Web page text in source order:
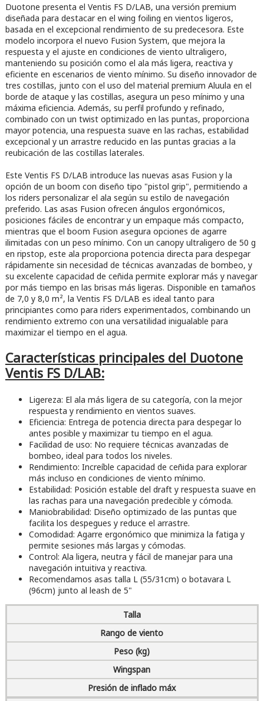
Duotone presenta el Ventis FS D/LAB, una versión premium
diseñada para destacar en el wing foiling en vientos ligeros,
basada en el excepcional rendimiento de su predecesora. Este
modelo incorpora el nuevo Fusion System, que mejora la
respuesta y el ajuste en condiciones de viento ultraligero,
manteniendo su posición como el ala más ligera, reactiva y
eficiente en escenarios de viento mínimo. Su diseño innovador de
tres costillas, junto con el uso del material premium Aluula en el
borde de ataque y las costillas, asegura un peso mínimo y una
máxima eficiencia. Además, su perfil profundo y refinado,
combinado con un twist optimizado en las puntas, proporciona
mayor potencia, una respuesta suave en las rachas, estabilidad
excepcional y un arrastre reducido en las puntas gracias a la
reubicación de las costillas laterales.
Este Ventis FS D/LAB introduce las nuevas asas Fusion y la
opción de un boom con diseño tipo "pistol grip", permitiendo a
los riders personalizar el ala según su estilo de navegación
preferido. Las asas Fusion ofrecen ángulos ergonómicos,
posiciones fáciles de encontrar y un empaque más compacto,
mientras que el boom Fusion asegura opciones de agarre
ilimitadas con un peso mínimo. Con un canopy ultraligero de 50 g
en ripstop, este ala proporciona potencia directa para despegar
rápidamente sin necesidad de técnicas avanzadas de bombeo, y
su excelente capacidad de ceñida permite explorar más y navegar
por más tiempo en las brisas más ligeras. Disponible en tamaños
de 7,0 y 8,0 m², la Ventis FS D/LAB es ideal tanto para
principiantes como para riders experimentados, combinando un
rendimiento extremo con una versatilidad inigualable para
maximizar el tiempo en el agua.
Características principales del Duotone
Ventis FS D/LAB:
Ligereza: El ala más ligera de su categoría, con la mejor
respuesta y rendimiento en vientos suaves.
Eficiencia: Entrega de potencia directa para despegar lo
antes posible y maximizar tu tiempo en el agua.
Facilidad de uso: No requiere técnicas avanzadas de
bombeo, ideal para todos los niveles.
Rendimiento: Increíble capacidad de ceñida para explorar
más incluso en condiciones de viento mínimo.
Estabilidad: Posición estable del draft y respuesta suave en
las rachas para una navegación predecible y cómoda.
Maniobrabilidad: Diseño optimizado de las puntas que
facilita los despegues y reduce el arrastre.
Comodidad: Agarre ergonómico que minimiza la fatiga y
permite sesiones más largas y cómodas.
Control: Ala ligera, neutra y fácil de manejar para una
navegación intuitiva y reactiva.
Recomendamos asas talla L (55/31cm) o botavara L
(96cm) junto al leash de 5"
Talla
Rango de viento
Peso (kg)
Wingspan
Presión de inflado máx